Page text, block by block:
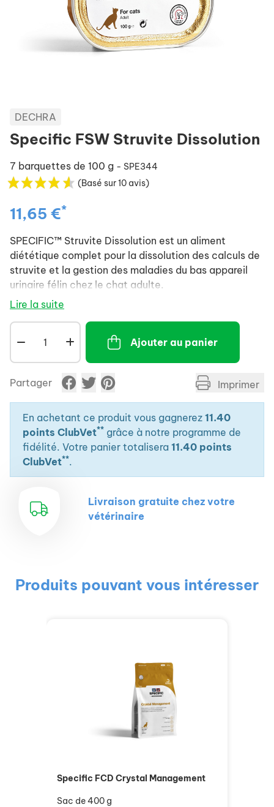
DECHRA
Specific FSW Struvite Dissolution
7 barquettes de 100 g - SPE344
(Basé sur 10 avis)
11,65 €*
SPECIFIC™ Struvite Dissolution est un aliment
diététique complet pour la dissolution des calculs de
struvite et la gestion des maladies du bas appareil
urinaire félin chez le chat adulte.
Lire la suite
Ajouter au panier
Partager Imprimer
En achetant ce produit vous gagnerez 11.40
points ClubVet** grâce à notre programme de
fidélité. Votre panier totalisera 11.40 points
ClubVet**.
Livraison gratuite chez votre
vétérinaire
Produits pouvant vous intéresser
Specific FCD Crystal Management
Sac de 400 g